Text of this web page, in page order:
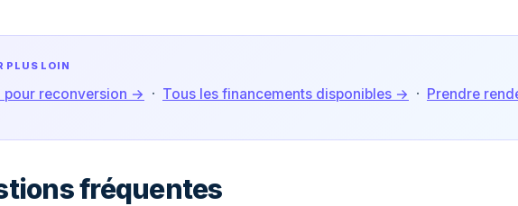
PLUS LOIN
pour reconversion → · Tous les financements disponibles → · Prendre
fréquentes